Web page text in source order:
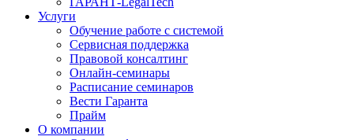
Услуги
Обучение работе с системой
Сервисная поддержка
Правовой консалтинг
Онлайн-семинары
Расписание семинаров
Вести Гаранта
Прайм
О компании